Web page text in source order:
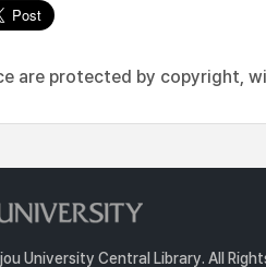
are protected by copyright,
University Central Library. All